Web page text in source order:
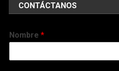
CONTÁCTANOS
Nombre*